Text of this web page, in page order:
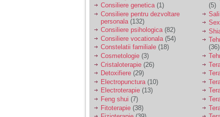
cauza ei nu pot
controla nervii si
cateodata are copilul
de suferit.
Am o bariera peste
care nu pot trece:
prietena mea a ramas
insarcinata cu o fata.
Am fost de comun
acord sa facem un
copil, cu gandul ca e
baiat.
Consiliere genetica(1)
Consiliere pentru dezvoltare
personala (132)
Consiliere psihologica(82)
Consiliere vocationala (54)
Constelatii familiale (18)
Cosmetologie (3)
Cristaloterapie (26)
Detoxifiere (29)
Electropunctura (10)
Electroterapie (13)
Feng shui (7)
Fitoterapie (38)
(5)
(36)